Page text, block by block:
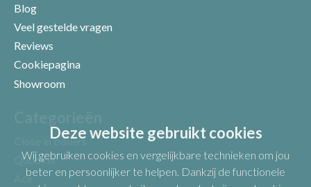
Uw beoordeling
Blog
Veel gestelde vragen
Reviews
Cookiepagina
Showroom
Close in boilers
Quooker
Ace
Deze website gebruikt cookies
Wij gebruiken cookies en vergelijkbare technieken om jou
beter en persoonlijker te helpen. Dankzij de functionele